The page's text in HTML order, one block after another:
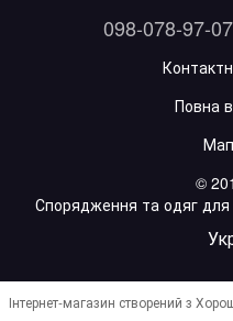
098-078-97-07
Повна
©
Спорядження та одяг для
Інтернет-магазин створений з